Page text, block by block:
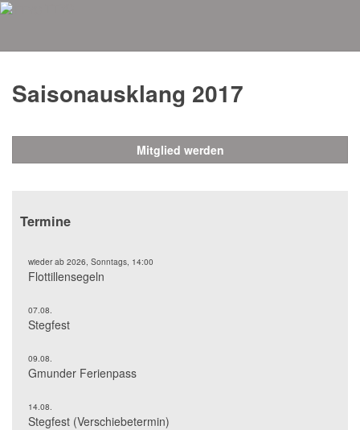
Saisonausklang 2017
Mitglied werden
Termine
wieder ab 2026, Sonntags, 14:00
Flottillensegeln
07.08.
Stegfest
09.08.
Gmunder Ferienpass
14.08.
Stegfest (Verschiebetermin)